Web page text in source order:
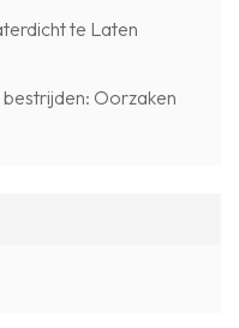
te Laten
Oorzaken